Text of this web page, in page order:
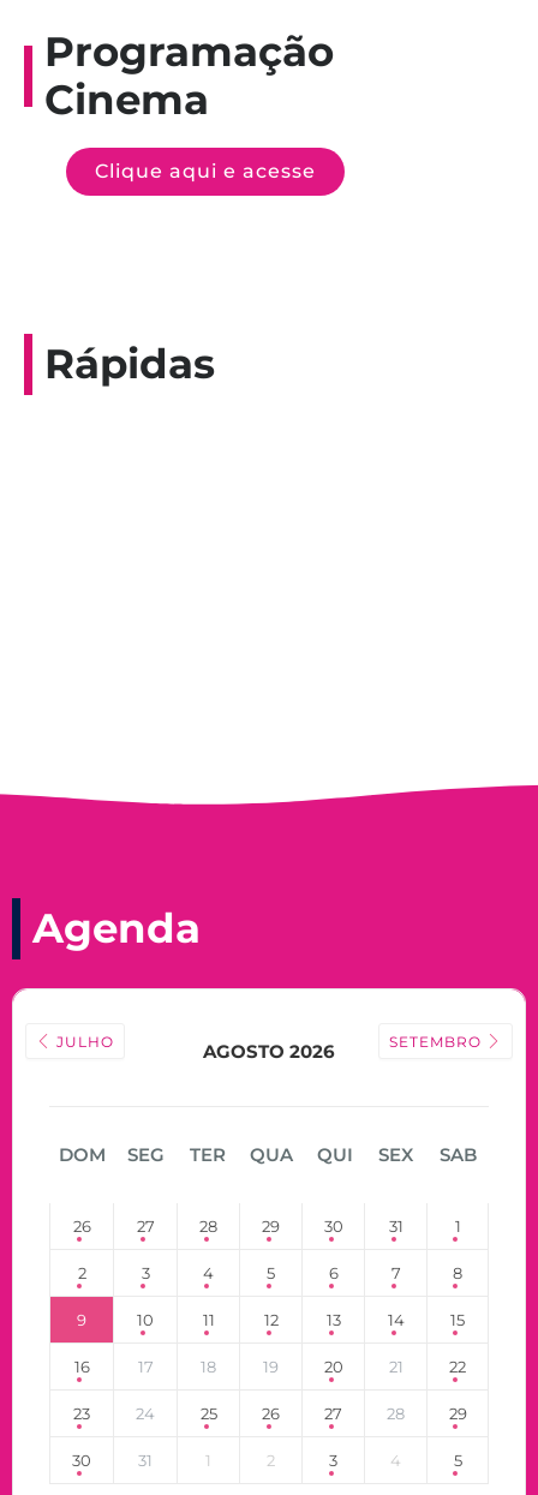
Programação
Cinema
Clique aqui e acesse
Rápidas
Agenda
JULHO AGOSTO 2026 SETEMBRO
DOM SEG TER QUA QUI SEX SAB
26 27 28 29 30 31 1
2 3 4 5 6 7 8
9 10 11 12 13 14 15
16 17 18 19 20 21 22
23 24 25 26 27 28 29
30 31 1 2 3 4 5